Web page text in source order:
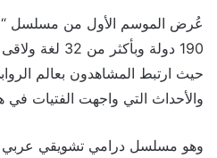
عُرض الموسم الأول من مسلسل
190 دولة
حيث ارتبط المشاهدون بعالم
والأحداث التي واجهت الفتيات في
وهو مسلسل درامي تشويقي عربي